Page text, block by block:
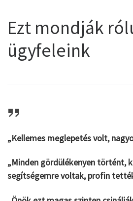
Ezt mondják
ügyfeleink
„Kellemes meglepetés volt,
„Minden gördülékenyen történt,
segítségemre voltak, profin